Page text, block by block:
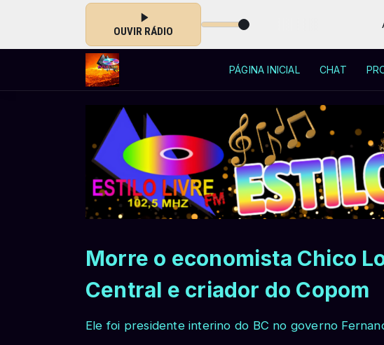
OUVIR RÁDIO
com Allycia Silva das 00:00 às 23:55 AS
PÁGINA INICIAL CHAT
Morre o economista Chico
Central e criador do Copom
Ele foi presidente interino do BC no governo